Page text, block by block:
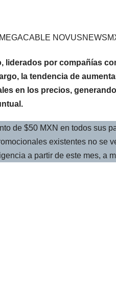
por compañías
la tendencia de
en los precios,
de $50 MXN en todos sus
existentes no se
a partir de este mes, a